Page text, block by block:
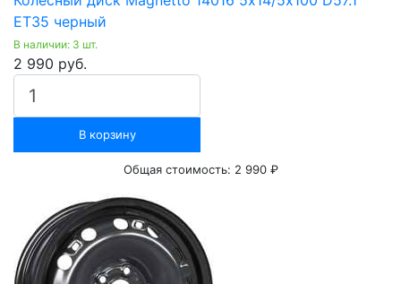
ET35 черный
В наличии: 3 шт.
2 990 руб.
В корзину
Общая стоимость: 2 990 ₽